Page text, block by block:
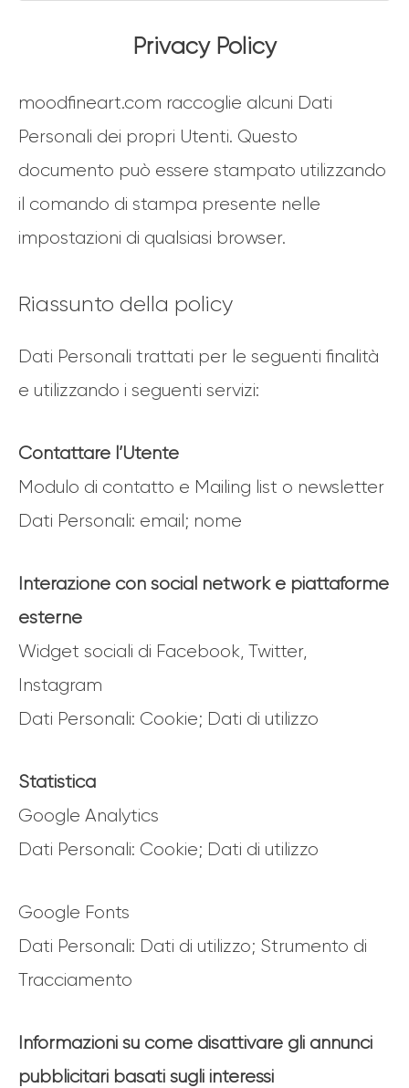
Privacy Policy
moodfineart.com raccoglie alcuni Dati
Personali dei propri Utenti. Questo
documento può essere stampato utilizzando
il comando di stampa presente nelle
impostazioni di qualsiasi browser.
Riassunto della policy
Dati Personali trattati per le seguenti finalità
e utilizzando i seguenti servizi:
Contattare l’Utente
Modulo di contatto e Mailing list o newsletter
Dati Personali: email; nome
Interazione con social network e piattaforme
esterne
Widget sociali di Facebook, Twitter,
Instagram
Dati Personali: Cookie; Dati di utilizzo
Statistica
Google Analytics
Dati Personali: Cookie; Dati di utilizzo
Google Fonts
Dati Personali: Dati di utilizzo; Strumento di
Tracciamento
Informazioni su come disattivare gli annunci
pubblicitari basati sugli interessi